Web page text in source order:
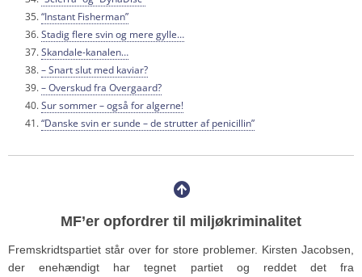
“Instant Fisherman”
Stadig flere svin og mere gylle…
Skandale-kanalen…
– Snart slut med kaviar?
– Overskud fra Overgaard?
Sur sommer – også for algerne!
“Danske svin er sunde – de strutter af penicillin”
MF’er opfordrer til miljøkriminalitet
Fremskridtspartiet står over for store problemer. Kirsten Jacobsen,
der enehændigt har tegnet partiet og reddet det fra